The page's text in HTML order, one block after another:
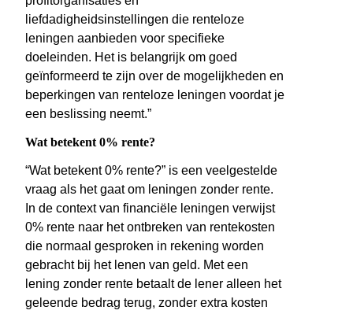
liefdadigheidsinstellingen die renteloze
leningen aanbieden voor specifieke
doeleinden. Het is belangrijk om goed
geïnformeerd te zijn over de mogelijkheden en
beperkingen van renteloze leningen voordat je
een beslissing neemt.”
Wat betekent 0% rente?
“Wat betekent 0% rente?” is een veelgestelde
vraag als het gaat om leningen zonder rente.
In de context van financiële leningen verwijst
0% rente naar het ontbreken van rentekosten
die normaal gesproken in rekening worden
gebracht bij het lenen van geld. Met een
lening zonder rente betaalt de lener alleen het
geleende bedrag terug, zonder extra kosten